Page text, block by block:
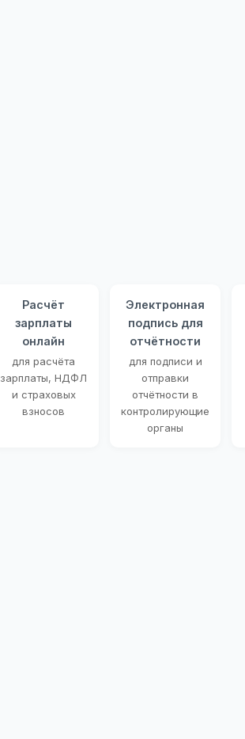
Расчёт
зарплаты
онлайн
для расчёта
зарплаты, НДФЛ
и страховых
взносов
Электронная
подпись для
отчётности
для подписи и
отправки
отчётности в
контролирующие
органы